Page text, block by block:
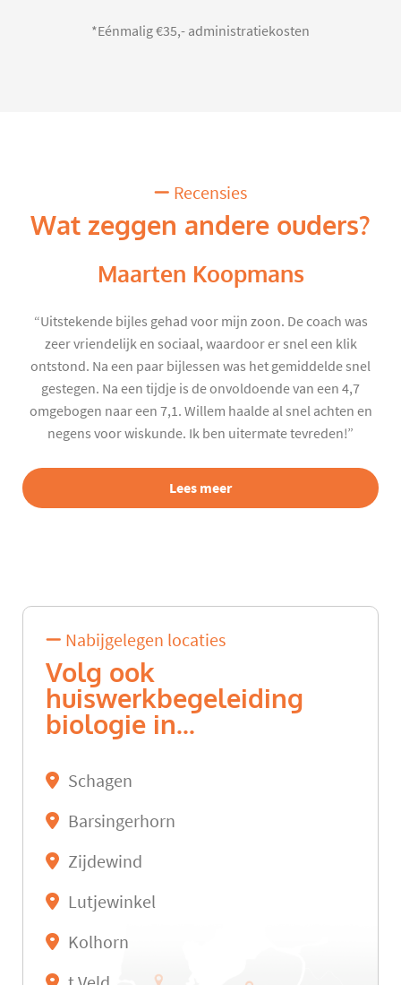
*Eénmalig €35,- administratiekosten
Recensies
Wat zeggen andere ouders?
Maarten Koopmans
“Uitstekende bijles gehad voor mijn zoon. De coach was
zeer vriendelijk en sociaal, waardoor er snel een klik
ontstond. Na een paar bijlessen was het gemiddelde snel
gestegen. Na een tijdje is de onvoldoende van een 4,7
omgebogen naar een 7,1. Willem haalde al snel achten en
negens voor wiskunde. Ik ben uitermate tevreden!”
Lees meer
Nabijgelegen locaties
Volg ook
huiswerkbegeleiding
biologie in...
Schagen
Barsingerhorn
Zijdewind
Lutjewinkel
Kolhorn